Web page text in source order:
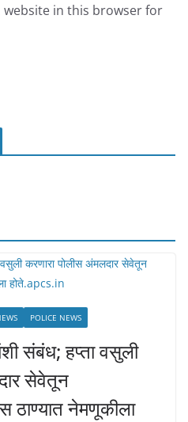
website in this browser for
POLICE NEWS
संबंध; हप्ता वसुली
सेवेतून
ठाण्यात नेमणूकीला